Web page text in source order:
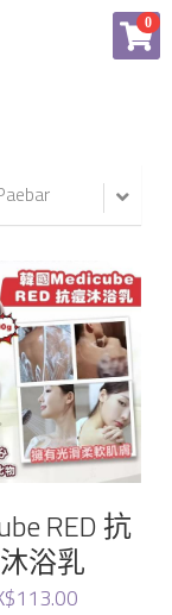
0
RED 抗
浴乳
×